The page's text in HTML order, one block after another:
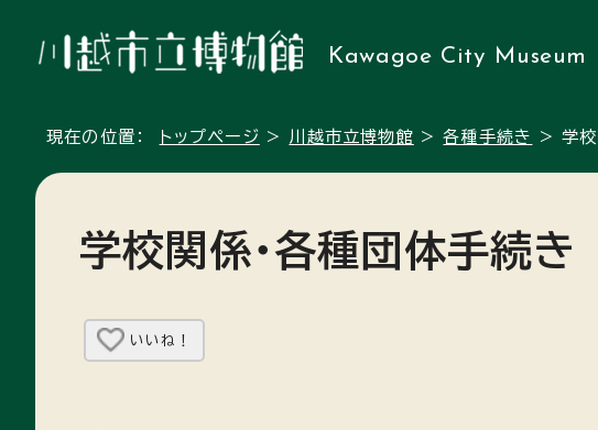
Kawagoe City Museum
現在の位置： トップページ > 川越市立博物館 >各種手続き > 学校
学校関係・各種団体手続き
いいね！